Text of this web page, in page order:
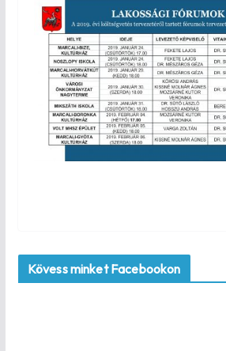
Kövess minket Facebookon